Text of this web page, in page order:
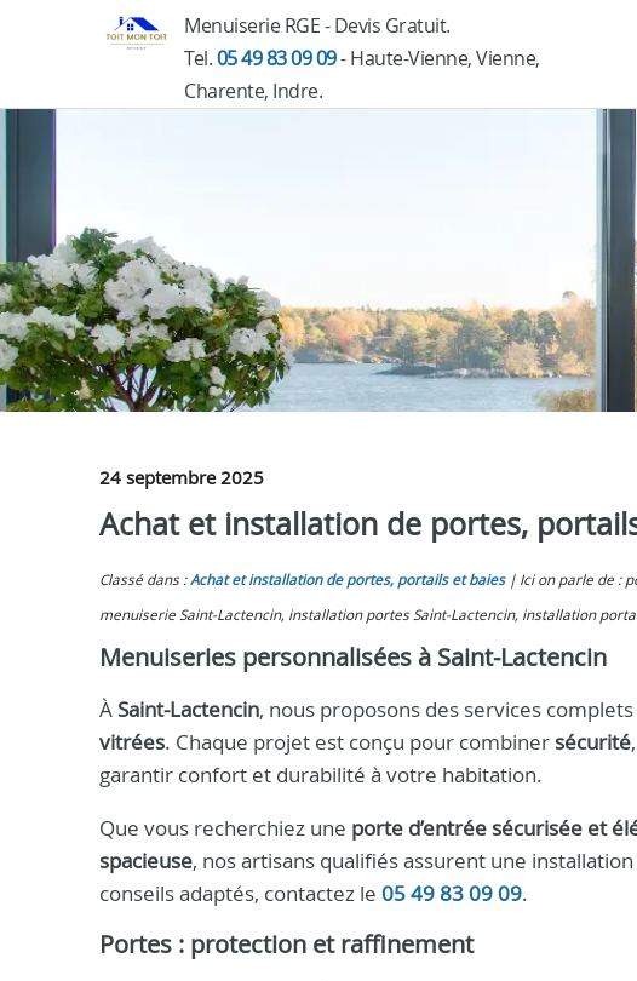
Menuiserie RGE - Devis Gratuit.
Tel.05 49 83 09 09- Haute-Vienne, Vienne,
Charente, Indre.
24 septembre 2025
Achat et installation de portes,
Classé dans :Achat et installation de portes, portails et baies
Ici on parle de :
menuiserie Saint-Lactencin, installation portes Saint-Lactencin, installation
Menuiseries personnalisées à Saint-Lactencin
ÀSaint-Lactencin, nous proposons des services complets
vitrées. Chaque projet est conçu pour combiner sécurité,
garantir confort et durabilité à votre habitation.
Que vous recherchiez une porte d’entrée sécurisée et
spacieuse, nos artisans qualifiés assurent une
conseils adaptés, contactez le 05 49 83 09 09.
Portes : protection et raffinement